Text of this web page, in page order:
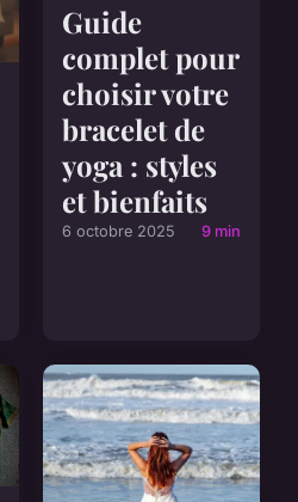
Guide
complet pour
choisir votre
bracelet de
yoga : styles
et bienfaits
6 octobre 2025 9 min